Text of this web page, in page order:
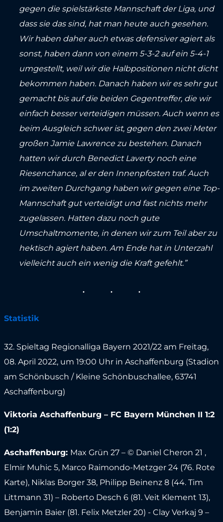
gegen die spielstärkste Mannschaft der Liga, und
dass sie das sind, hat man heute auch gesehen.
Wir haben daher auch etwas defensiver agiert als
sonst, haben dann von einem 5-3-2 auf ein 5-4-1
umgestellt, weil wir die Halbpositionen nicht dicht
bekommen haben. Danach haben wir es sehr gut
gemacht bis auf die beiden Gegentreffer, die wir
einfach besser verteidigen müssen. Auch wenn es
beim Ausgleich schwer ist, gegen den zwei Meter
großen Jamie Lawrence zu bestehen. Danach
hatten wir durch Benedict Laverty noch eine
Riesenchance, al er den Innenpfosten traf. Auch
im zweiten Durchgang haben wir gegen eine Top-
Mannschaft gut verteidigt und fast nichts mehr
zugelassen. Hatten dazu noch gute
Umschaltmomente, in denen wir zum Teil aber zu
hektisch agiert haben. Am Ende hat in Unterzahl
vielleicht auch ein wenig die Kraft gefehlt.”
Statistik
32. Spieltag Regionalliga Bayern 2021/22 am Freitag,
08. April 2022, um 19:00 Uhr in Aschaffenburg (Stadion
am Schönbusch / Kleine Schönbuschallee, 63741
Aschaffenburg)
Viktoria Aschaffenburg – FC Bayern München II 1:2
(1:2)
Aschaffenburg: Max Grün 27 – © Daniel Cheron 21 ,
Elmir Muhic 5, Marco Raimondo-Metzger 24 (76. Rote
Karte), Niklas Borger 38, Philipp Beinenz 8 (44. Tim
Littmann 31) – Roberto Desch 6 (81. Veit Klement 13),
Benjamin Baier (81. Felix Metzler 20) - Clay Verkaj 9 –